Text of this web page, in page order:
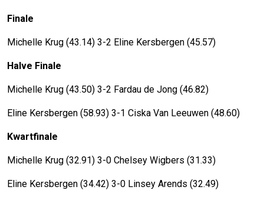
Finale
Michelle Krug (43.14) 3-2 Eline Kersbergen (45.57)
Halve Finale
Michelle Krug (43.50) 3-2 Fardau de Jong (46.82)
Eline Kersbergen (58.93) 3-1 Ciska Van Leeuwen (48.60)
Kwartfinale
Michelle Krug (32.91) 3-0 Chelsey Wigbers (31.33)
Eline Kersbergen (34.42) 3-0 Linsey Arends (32.49)